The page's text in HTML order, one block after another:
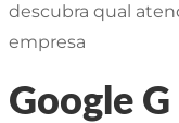
descubra qual
empresa
Google